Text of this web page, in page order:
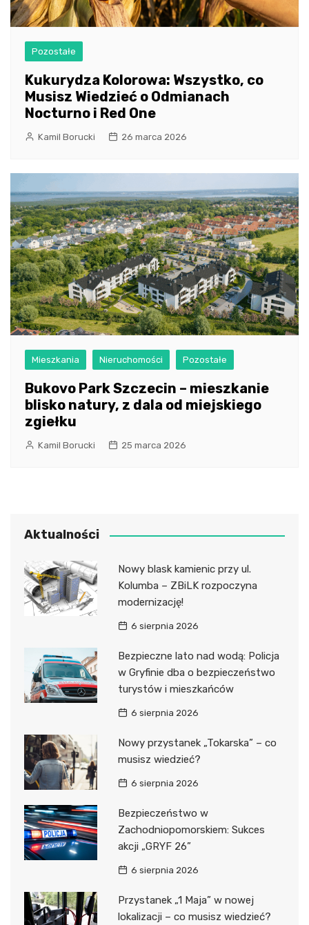
Pozostałe
Kukurydza Kolorowa: Wszystko, co
Musisz Wiedzieć o Odmianach
Nocturno i Red One
Kamil Borucki 26 marca 2026
Mieszkania Nieruchomości Pozostałe
Bukovo Park Szczecin – mieszkanie
blisko natury, z dala od miejskiego
zgiełku
Kamil Borucki 25 marca 2026
Aktualności
Nowy blask kamienic przy ul.
Kolumba – ZBiLK rozpoczyna
modernizację!
6 sierpnia 2026
Bezpieczne lato nad wodą: Policja
w Gryfinie dba o bezpieczeństwo
turystów i mieszkańców
6 sierpnia 2026
Nowy przystanek „Tokarska” – co
musisz wiedzieć?
6 sierpnia 2026
Bezpieczeństwo w
Zachodniopomorskiem: Sukces
akcji „GRYF 26”
6 sierpnia 2026
Przystanek „1 Maja” w nowej
lokalizacji – co musisz wiedzieć?